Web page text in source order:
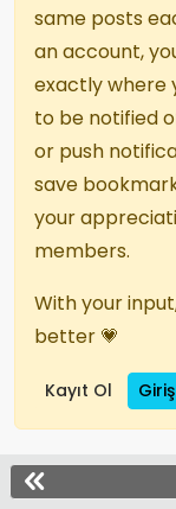
same posts
an account,
exactly where
to be notified
or push
save
your
members.
With your
better 💗
Kayıt Ol Giriş